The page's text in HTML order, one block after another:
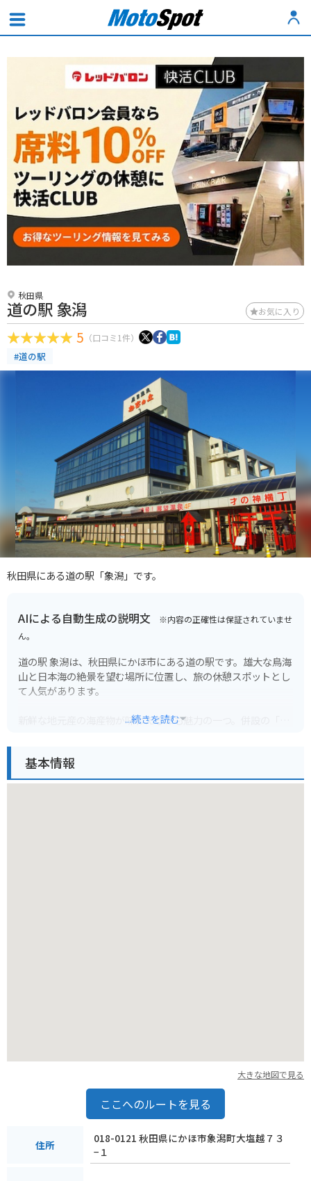
秋田県
道の駅 象潟 お気に入り
5 （口コミ1件）
#道の駅
秋田県にある道の駅「象潟」です。
AIによる自動生成の説明文 ※内容の正確性は保証されていませ
ん。
道の駅 象潟は、秋田県にかほ市にある道の駅です。雄大な鳥海
山と日本海の絶景を望む場所に位置し、旅の休憩スポットとし
て人気があります。
新鮮な地元産の海産物が味わえるのも魅力の一つ。併設の「海
た新鮮な食材を使った料理を楽しむことができます。特に、日
本海の荒波で育った新鮮な魚介を使った海鮮丼や、鳥海山の伏
...続きを読む
基本情報
大きな地図で見る
ここへのルートを見る
住所
018-0121 秋田県にかほ市象潟町大塩越７３
−１